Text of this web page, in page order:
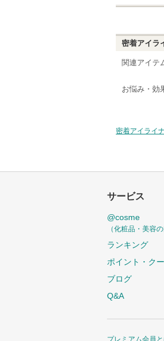
密着アイラ
関連アイテ
お悩み・効
密着アイライ
サービス
@cosme
（化粧品・美容の
ランキング
ポイント・ク
ブログ
Q&A
プレミアム会員